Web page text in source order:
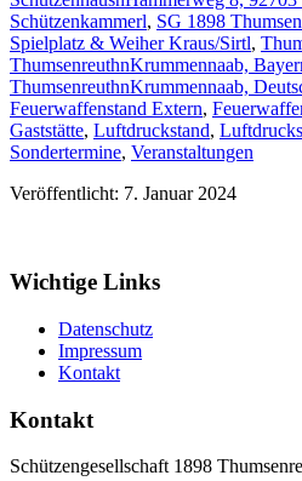
Schützenkammerl, SG 1898
Spielplatz & Weiher Kraus/Sirtl,
ThumsenreuthnKrummennaab,
ThumsenreuthnKrummennaab,
Feuerwaffenstand Extern,
Gaststätte, Luftdruckstand,
Sondertermine, Veranstaltungen
Veröffentlicht: 7. Januar 2024
Wichtige Links
Datenschutz
Impressum
Kontakt
Kontakt
Schützengesellschaft 1898